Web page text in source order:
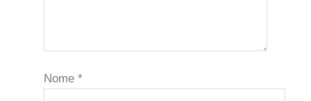
Nome *